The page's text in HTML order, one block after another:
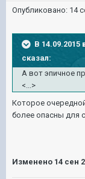
Опубликовано: 14
В 14.09.2015
сказал:
А вот эпичное
<...>
Которое
более опасны для
Изменено 14 сен